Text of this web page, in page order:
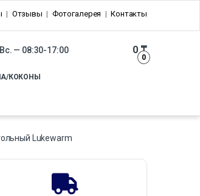
Отзывы Фотогалерея Контакты
— 08:30-17:00
0
0₸
КОКОНЫ
Lukewarm